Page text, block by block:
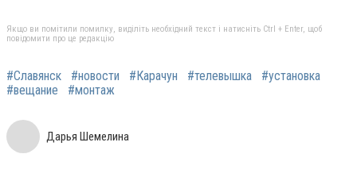
Якщо ви помітили помилку, виділіть необхідний текст і натисніть Ctrl + Enter, щоб
повідомити про це редакцію
#Славянск #новости #Карачун #телевышка
#установка
#вещание
#монтаж
Дарья Шемелина